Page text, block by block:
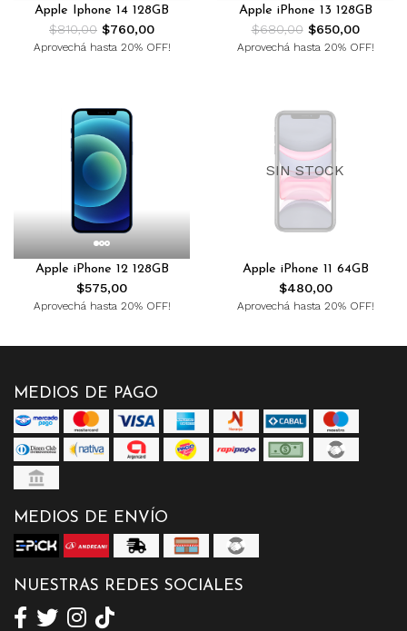
Apple Iphone 14 128GB
$810,00 $760,00
Aprovechá hasta 20% OFF!
Apple iPhone 13 128GB
$680,00$650,00
Aprovechá hasta 20% OFF!
Apple iPhone 12 128GB
$575,00
Aprovechá hasta 20% OFF!
SIN STOCK
Apple iPhone 11 64GB
$480,00
Aprovechá hasta 20% OFF!
MEDIOS DE PAGO
MEDIOS DE ENVÍO
NUESTRAS REDES SOCIALES